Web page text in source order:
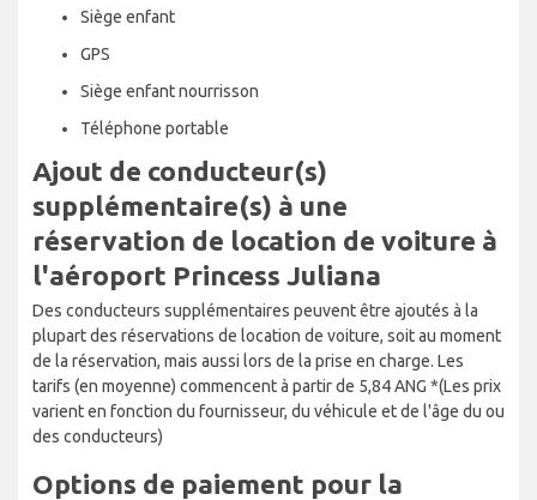
Siège enfant
GPS
Siège enfant nourrisson
Téléphone portable
Ajout de conducteur(s)
supplémentaire(s) à une
réservation de location de voiture à
l'aéroport Princess Juliana
Des conducteurs supplémentaires peuvent être ajoutés à la
plupart des réservations de location de voiture, soit au moment
de la réservation, mais aussi lors de la prise en charge. Les
tarifs (en moyenne) commencent à partir de 5,84 ANG *(Les prix
varient en fonction du fournisseur, du véhicule et de l'âge du ou
des conducteurs)
Options de paiement pour la